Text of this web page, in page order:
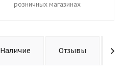
розничных магазинах
Наличие Отзывы